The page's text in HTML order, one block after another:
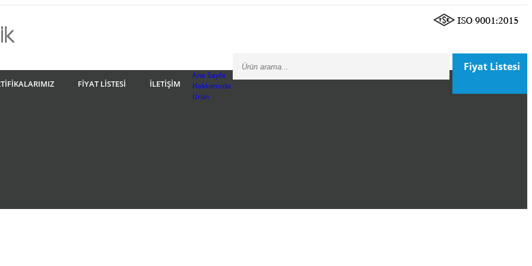
Fiyat Listesi
FIYAT LISTESI İLETIŞIM
Ana Sayfa
Hakkımızda
Ürün